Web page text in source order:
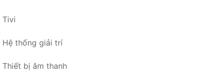
Tivi
Hệ thống giải trí
Thiết bị âm thanh